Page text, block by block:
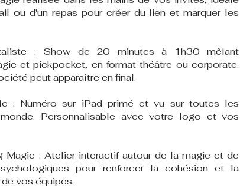
ou d'un repas pour créer du lien et marquer les
: Show de 20 minutes à 1h30 mêlant
et pickpocket, en format théâtre ou corporate.
peut apparaître en final.
: Numéro sur iPad primé et vu sur toutes les
Personnalisable avec votre logo et vos
Magie : Atelier interactif autour de la magie et de
pour renforcer la cohésion et la
vos équipes.